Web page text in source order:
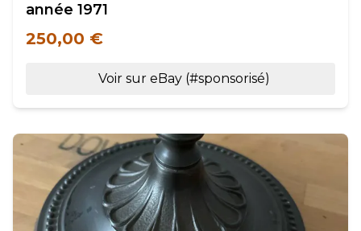
année 1971
250,00 €
Voir sur eBay (#sponsorisé)